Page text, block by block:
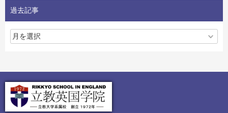
過去記事